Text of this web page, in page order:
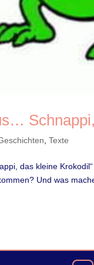
,Texte
das kleine
Und was